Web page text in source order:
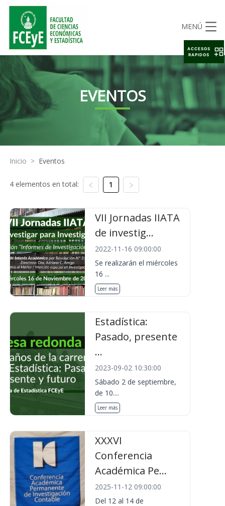
MENÚ
EVENTOS
Inicio > Eventos
4 elementos en total: 1
VII Jornadas IIATA
de investig...
2022-11-16 09:00:00
Se realizarán el miércoles
16 ...
Leer más
Estadística:
Pasado, presente
...
2023-09-02 10:30:00
Sábado 2 de septiembre,
de 10....
Leer más
XXXVI
Conferencia
Académica Pe...
2025-11-12 09:00:00
Del 12 al 14 de
ACCESOS
RAPIDOS